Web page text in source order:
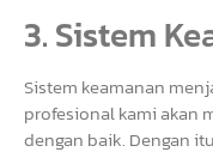
3. Sistem
Sistem keamanan
profesional kami akan
dengan baik. Dengan